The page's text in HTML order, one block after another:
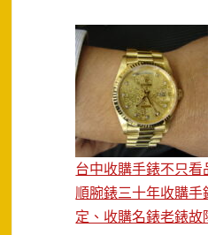
台中收購手錶不只
順腕錶三十年收購
定、收購名錶老錶故